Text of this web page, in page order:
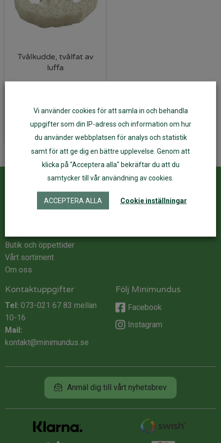
Tvålkudde, tvålfat av
luffa
Lägg till i varukorg
Kundservice
Kontakta oss
Butik och öppettider
Vårt sortiment
Om oss
Kontaktuppgifter
Tel: 073-021 67 83 mellan
10-16
Mail:
kontakt@minimundus.se
Följ Minimundus
Facebook
Instagram
Anmäl dig till vårt nyhetsbrev
Vi använder cookies för att samla in och behandla
uppgifter som din IP-adress och information om hur
du använder webbplatsen för analys och statistik
samt för att ge dig en bättre upplevelse. Genom att
klicka på "Acceptera alla" bekräftar du att du
samtycker till vår användning av cookies.
ACCEPTERA ALLA Cookie inställningar